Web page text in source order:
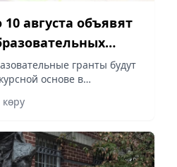
августа объявят
гранты будут
основе в
көру